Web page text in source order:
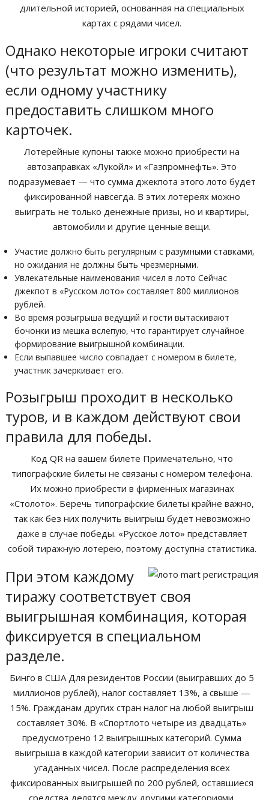
длительной историей, основанная на специальных
картах с рядами чисел.
Однако некоторые игроки считают
(что результат можно изменить),
если одному участнику
предоставить слишком много
карточек.
Лотерейные купоны также можно приобрести на
автозаправках «Лукойл» и «Газпромнефть». Это
подразумевает — что сумма джекпота этого лото будет
фиксированной навсегда. В этих лотереях можно
выиграть не только денежные призы, но и квартиры,
автомобили и другие ценные вещи.
Участие должно быть регулярным с разумными ставками,
но ожидания не должны быть чрезмерными.
Увлекательные наименования чисел в лото Сейчас
джекпот в «Русском лото» составляет 800 миллионов
рублей.
Во время розыгрыша ведущий и гости вытаскивают
бочонки из мешка вслепую, что гарантирует случайное
формирование выигрышной комбинации.
Если выпавшее число совпадает с номером в билете,
участник зачеркивает его.
Розыгрыш проходит в несколько
туров, и в каждом действуют свои
правила для победы.
Код QR на вашем билете Примечательно, что
типографские билеты не связаны с номером телефона.
Их можно приобрести в фирменных магазинах
«Столото». Беречь типографские билеты крайне важно,
так как без них получить выигрыш будет невозможно
даже в случае победы. «Русское лото» представляет
собой тиражную лотерею, поэтому доступна статистика.
При этом каждому
тиражу соответствует своя
выигрышная комбинация, которая
фиксируется в специальном
разделе.
Бинго в США Для резидентов России (выигравших до 5
миллионов рублей), налог составляет 13%, а свыше —
15%. Гражданам других стран налог на любой выигрыш
составляет 30%. В «Спортлото четыре из двадцать»
предусмотрено 12 выигрышных категорий. Сумма
выигрыша в каждой категории зависит от количества
угаданных чисел. После распределения всех
фиксированных выигрышей по 200 рублей, оставшиеся
средства делятся между другими категориями.